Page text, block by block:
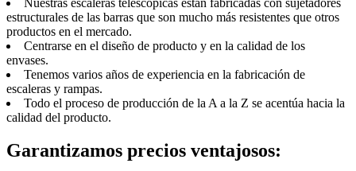
estructurales de las barras que son mucho más resistentes que otros
productos en el mercado.
Centrarse en el diseño de producto y en la calidad de los
envases.
Tenemos varios años de experiencia en la fabricación de
escaleras y rampas.
Todo el proceso de producción de la A a la Z se acentúa hacia la
calidad del producto.
Garantizamos precios ventajosos: